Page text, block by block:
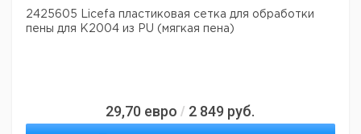
2425605 Licefa пластиковая сетка для обработки
пены для K2004 из PU (мягкая пена)
29,70 евро / 2 849 руб.